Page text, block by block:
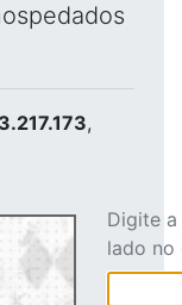
,
Digite
lado no